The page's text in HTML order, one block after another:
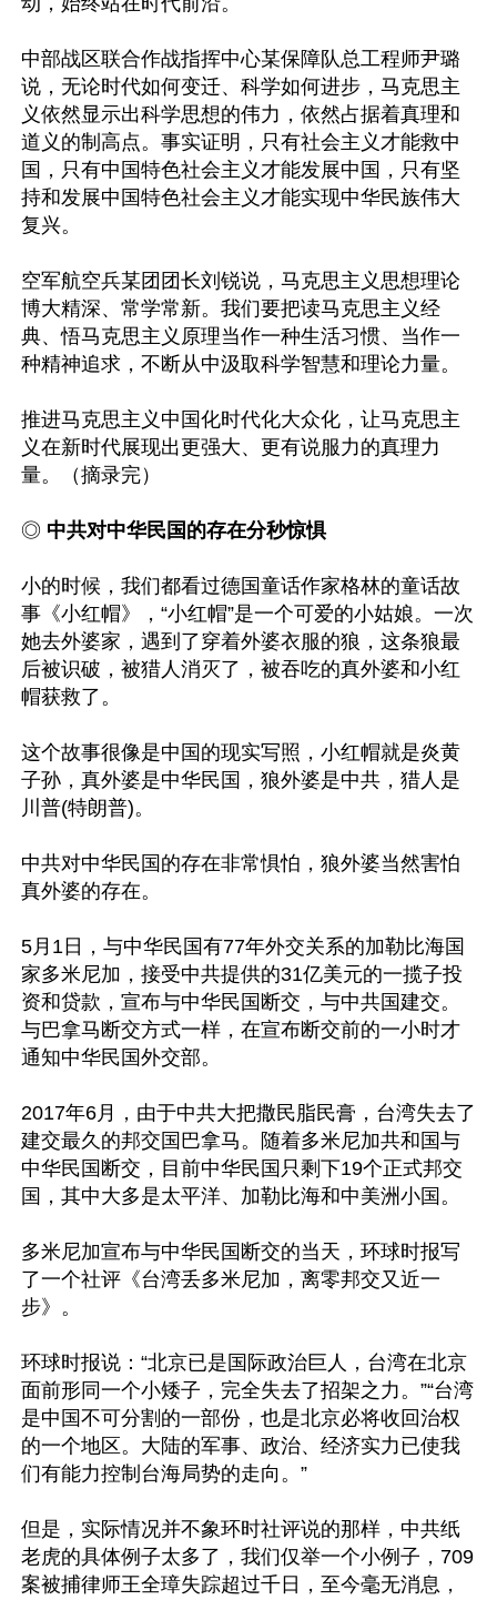
中部战区联合作战指挥中心某保障队总工程师尹璐
说，无论时代如何变迁、科学如何进步，马克思主
义依然显示出科学思想的伟力，依然占据着真理和
道义的制高点。事实证明，只有社会主义才能救中
国，只有中国特色社会主义才能发展中国，只有坚
持和发展中国特色社会主义才能实现中华民族伟大
复兴。
空军航空兵某团团长刘锐说，马克思主义思想理论
博大精深、常学常新。我们要把读马克思主义经
典、悟马克思主义原理当作一种生活习惯、当作一
种精神追求，不断从中汲取科学智慧和理论力量。
推进马克思主义中国化时代化大众化，让马克思主
义在新时代展现出更强大、更有说服力的真理力
量。（摘录完）
◎ 中共对中华民国的存在分秒惊惧
小的时候，我们都看过德国童话作家格林的童话故
事《小红帽》，“小红帽”是一个可爱的小姑娘。一次
她去外婆家，遇到了穿着外婆衣服的狼，这条狼最
后被识破，被猎人消灭了，被吞吃的真外婆和小红
帽获救了。
这个故事很像是中国的现实写照，小红帽就是炎黄
子孙，真外婆是中华民国，狼外婆是中共，猎人是
川普(特朗普)。
中共对中华民国的存在非常惧怕，狼外婆当然害怕
真外婆的存在。
5月1日，与中华民国有77年外交关系的加勒比海国
家多米尼加，接受中共提供的31亿美元的一揽子投
资和贷款，宣布与中华民国断交，与中共国建交。
与巴拿马断交方式一样，在宣布断交前的一小时才
通知中华民国外交部。
2017年6月，由于中共大把撒民脂民膏，台湾失去了
建交最久的邦交国巴拿马。随着多米尼加共和国与
中华民国断交，目前中华民国只剩下19个正式邦交
国，其中大多是太平洋、加勒比海和中美洲小国。
多米尼加宣布与中华民国断交的当天，环球时报写
了一个社评《台湾丢多米尼加，离零邦交又近一
步》。
环球时报说：“北京已是国际政治巨人，台湾在北京
面前形同一个小矮子，完全失去了招架之力。”“台湾
是中国不可分割的一部份，也是北京必将收回治权
的一个地区。大陆的军事、政治、经济实力已使我
们有能力控制台海局势的走向。”
但是，实际情况并不象环时社评说的那样，中共纸
老虎的具体例子太多了，我们仅举一个小例子，709
案被捕律师王全璋失踪超过千日，至今毫无消息，